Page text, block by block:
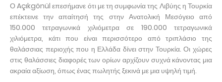
Ο Açıkgönül επεσήμανε ότι με τη συμφωνία της Λιβύης η Τουρκία
επέκτεινε την απαίτησή της στην Ανατολική Μεσόγειο από
150.000 τετραγωνικά χιλιόμετρα σε 190.000 τετραγωνικά
χιλιόμετρα, κάτι που είναι περισσότερο από τριπλάσιο της
θαλάσσιας περιοχής που η Ελλάδα δίνει στην Τουρκία. Οι χώρες
στις θαλάσσιες διαφορές των ορίων αρχίζουν συχνά κάνοντας μια
ακραία αξίωση, όπως ένας πωλητής ξεκινά με μια υψηλή τιμή.